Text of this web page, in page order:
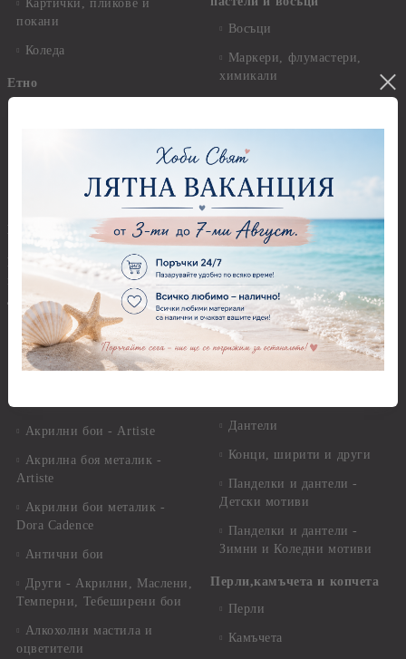
Картички, пликове и
покани
Коледа
Етно
Ширити, шевици, канапи
Предмети за декорация
Брадс, айлетс, холдери
Бои - акрилни, гланц, мат,
перла, металик, текстилни и
други
Акрилни бои - Stamperia
Акрилни бои - Pentart
Акрилни бои - Artiste
Акрилна боя металик -
Artiste
Акрилни бои металик -
Dora Cadence
Антични бои
Други - Акрилни, Маслени,
Темперни, Тебеширени бои
Алкохолни мастила и
оцветители
Восъци
Маркери, флумастери,
химикали
Панделки, дантели и други
Панделки
Панделки 0,60 см
Панделки 1,00 см
Панделки 2,00 см
Панделки 3,00 см
Панделки 4,00 см
Панделки - други
Дантели
Конци, ширити и други
Панделки и дантели -
Детски мотиви
Панделки и дантели -
Зимни и Коледни мотиви
Перли,камъчета и копчета
Перли
Камъчета